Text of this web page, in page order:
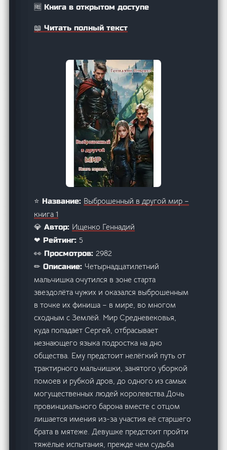
🆓 Книга в открытом доступе
📖 Читать полный текст
⭐ Название: Выброшенный в другой мир –
книга 1
💎 Автор: Ищенко Геннадий
❤ Рейтинг: 5
👀 Просмотров:2982
✏ Описание: Четырнадцатилетний
мальчишка очутился в зоне старта
звездолёта чужих и оказался выброшенным
в точке их финиша – в мире, во многом
сходным с Землёй. Мир Средневековья,
куда попадает Сергей, отбрасывает
незнающего языка подростка на дно
общества. Ему предстоит нелёгкий путь от
трактирного мальчишки, занятого уборкой
помоев и рубкой дров, до одного из самых
могущественных людей королевства.Дочь
провинциального барона вместе с отцом
лишается имения из-за участия её старшего
брата в мятеже. Девушке предстоит пройти
тяжёлые испытания, прежде чем судьба